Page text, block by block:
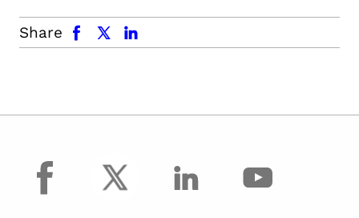
Share
facebook x.com linkedin
facebook